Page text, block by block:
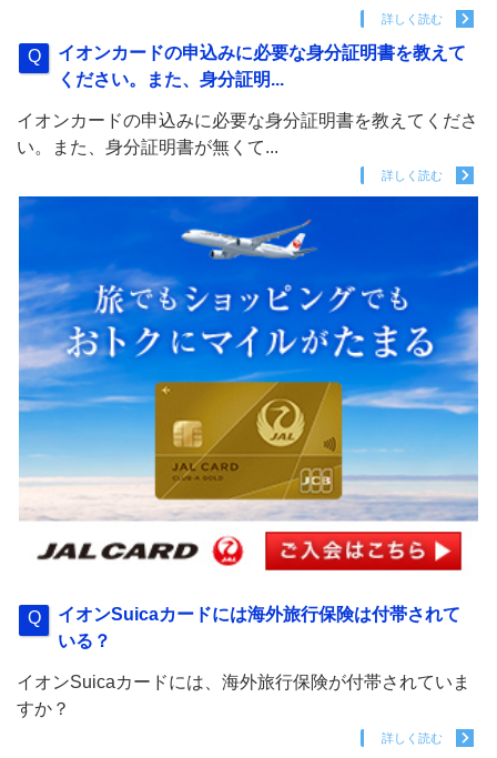
詳しく読む
イオンカードの申込みに必要な身分証明書を教えて
ください。また、身分証明...
イオンカードの申込みに必要な身分証明書を教えてくださ
い。また、身分証明書が無くて...
詳しく読む
イオンSuicaカードには海外旅行保険は付帯されて
いる？
イオンSuicaカードには、海外旅行保険が付帯されていま
すか？
詳しく読む